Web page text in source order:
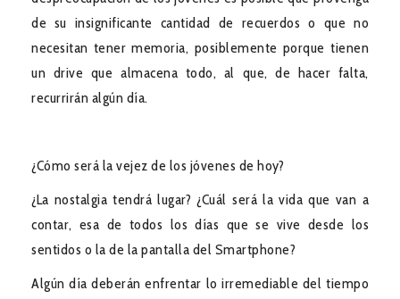
de su insignificante cantidad de recuerdos o que no
necesitan tener memoria, posiblemente porque tienen
un drive que almacena todo, al que, de hacer falta,
recurrirán algún día.
¿Cómo será la vejez de los jóvenes de hoy?
¿La nostalgia tendrá lugar? ¿Cuál será la vida que van a
contar, esa de todos los días que se vive desde los
sentidos o la de la pantalla del Smartphone?
Algún día deberán enfrentar lo irremediable del tiempo